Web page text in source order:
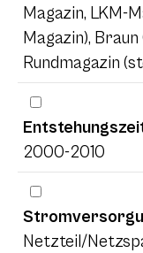
Magazin, LKM-
Magazin),
Rundmagazin
2000-2010
Netzteil/